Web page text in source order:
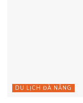
DU LỊCH ĐÀ NẴNG